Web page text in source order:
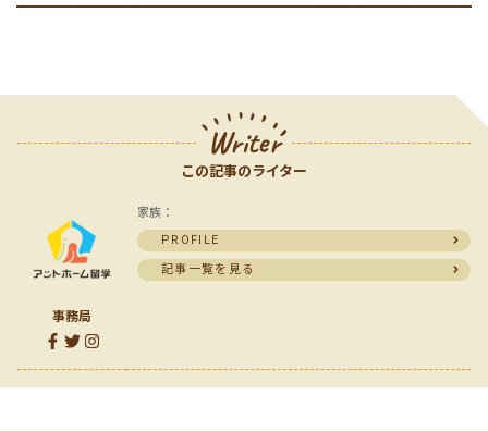
Writer
この記事のライター
事務局
家族：
PROFILE
記事一覧を見る